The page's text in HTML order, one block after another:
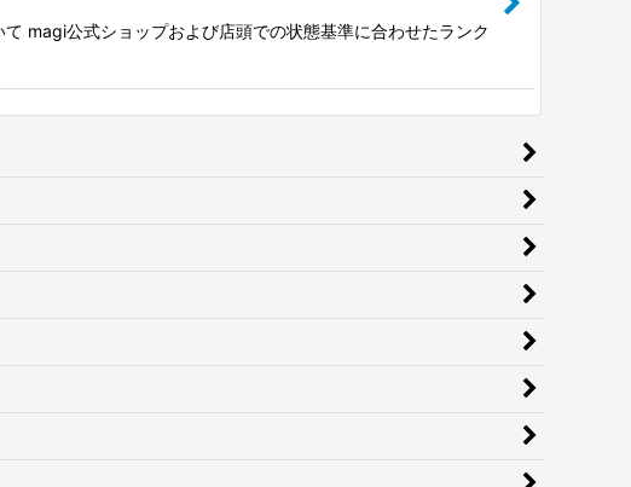
magi公式ショップおよび店頭での状態基準に合わせたランク